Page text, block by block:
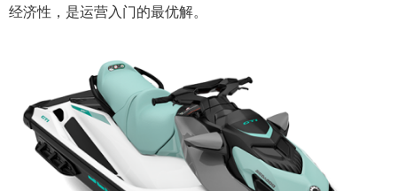
经济性，是运营入门的最优解。